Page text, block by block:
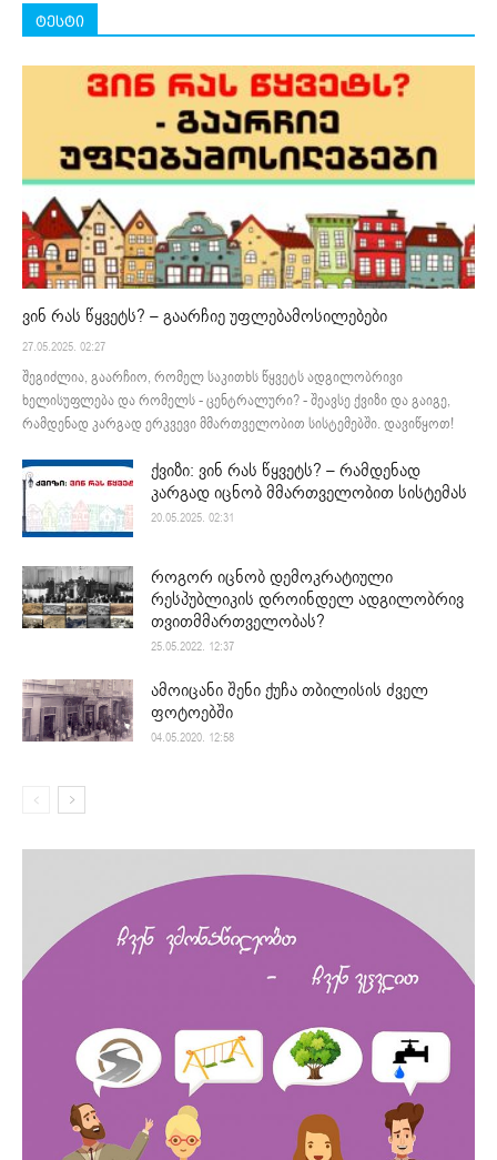
ტესტი
ვინ რას წყვეტს? – გაარჩიე უფლებამოსილებები
27.05.2025. 02:27
შეგიძლია, გაარჩიო, რომელ საკითხს წყვეტს ადგილობრივი
ხელისუფლება და რომელს - ცენტრალური? - შეავსე ქვიზი და გაიგე,
რამდენად კარგად ერკვევი მმართველობით სისტემებში. დავიწყოთ!
ქვიზი: ვინ რას წყვეტს? – რამდენად
კარგად იცნობ მმართველობით სისტემას
20.05.2025. 02:31
როგორ იცნობ დემოკრატიული
რესპუბლიკის დროინდელ ადგილობრივ
თვითმმართველობას?
25.05.2022. 12:37
ამოიცანი შენი ქუჩა თბილისის ძველ
ფოტოებში
04.05.2020. 12:58